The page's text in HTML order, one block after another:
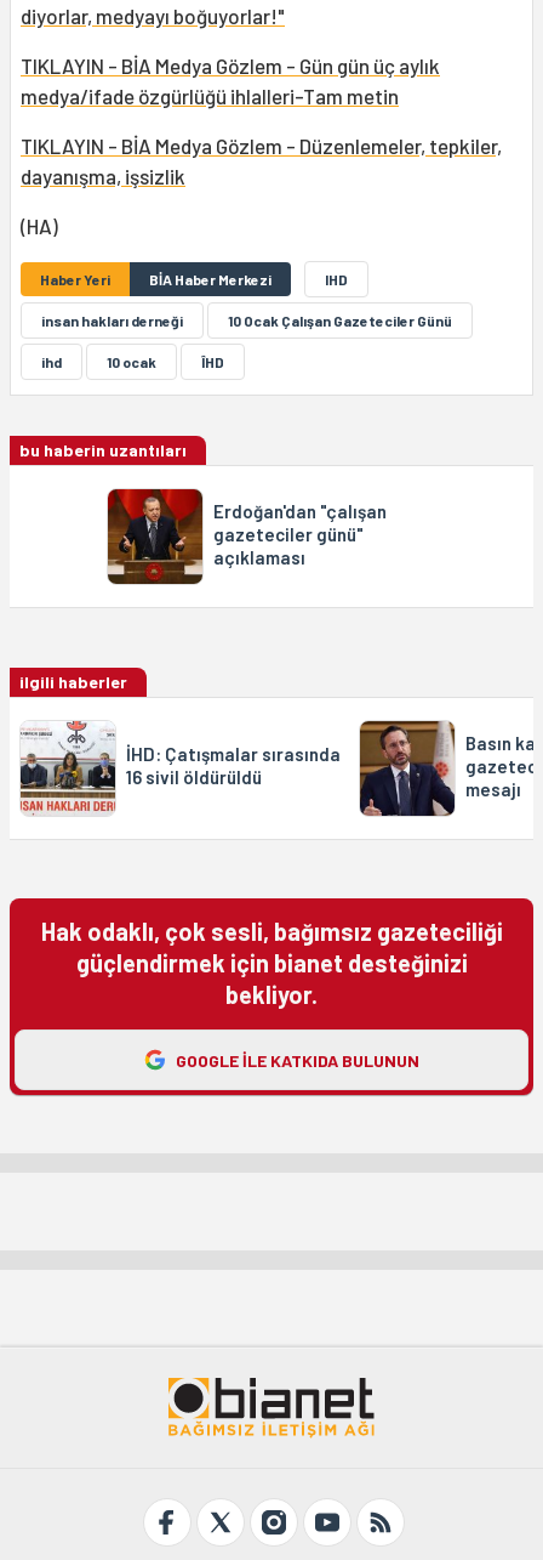
diyorlar, medyayı boğuyorlar!"
TIKLAYIN - BİA Medya Gözlem - Gün gün üç aylık
medya/ifade özgürlüğü ihlalleri-Tam metin
TIKLAYIN - BİA Medya Gözlem - Düzenlemeler, tepkiler,
dayanışma, işsizlik
(HA)
Haber Yeri BİA Haber Merkezi IHD
insan hakları derneği 10 Ocak Çalışan Gazeteciler Günü
ihd 10 ocak ÎHD
bu haberin uzantıları
Erdoğan'dan "çalışan
gazeteciler günü"
açıklaması
ilgili haberler
İHD: Çatışmalar sırasında
16 sivil öldürüldü
Basın
mesajı
Hak odaklı, çok sesli, bağımsız gazeteciliği
güçlendirmek için bianet desteğinizi
bekliyor.
GOOGLE ILE KATKIDA BULUNUN